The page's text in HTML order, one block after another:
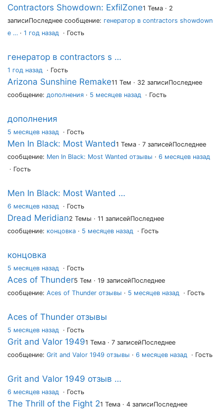
Contractors Showdown: ExfilZone1 Тема · 2
записиПоследнее сообщение: генератор в contractors showdown
e … · 1 год назад · Гость
генератор в contractors s …
1 год назад · Гость
Arizona Sunshine Remake11 Тем · 32 записиПоследнее
сообщение: дополнения · 5 месяцев назад · Гость
дополнения
5 месяцев назад · Гость
Men In Black: Most Wanted1 Тема · 7 записейПоследнее
сообщение: Men In Black: Most Wanted отзывы · 6 месяцев назад
· Гость
Men In Black: Most Wanted …
6 месяцев назад · Гость
Dread Meridian2 Темы · 11 записейПоследнее
сообщение: концовка · 5 месяцев назад · Гость
концовка
5 месяцев назад · Гость
Aces of Thunder5 Тем · 19 записейПоследнее
сообщение: Aces of Thunder отзывы · 5 месяцев назад · Гость
Aces of Thunder отзывы
5 месяцев назад · Гость
Grit and Valor 19491 Тема · 7 записейПоследнее
сообщение: Grit and Valor 1949 отзывы · 6 месяцев назад · Гость
Grit and Valor 1949 отзыв …
6 месяцев назад · Гость
The Thrill of the Fight 21 Тема · 4 записиПоследнее